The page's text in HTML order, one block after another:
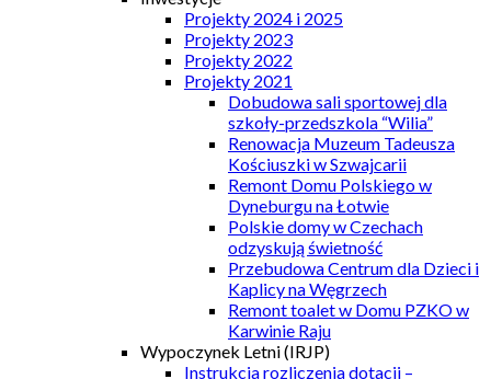
Projekty 2024 i 2025
Projekty 2023
Projekty 2022
Projekty 2021
Dobudowa sali sportowej dla
szkoły-przedszkola “Wilia”
Renowacja Muzeum Tadeusza
Kościuszki w Szwajcarii
Remont Domu Polskiego w
Dyneburgu na Łotwie
Polskie domy w Czechach
odzyskują świetność
Przebudowa Centrum dla Dzieci i
Kaplicy na Węgrzech
Remont toalet w Domu PZKO w
Karwinie Raju
Wypoczynek Letni (IRJP)
Instrukcja rozliczenia dotacji –